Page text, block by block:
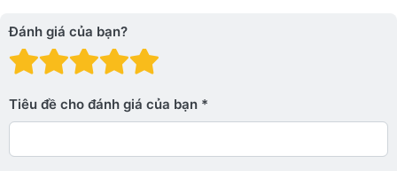
Đánh giá của bạn?
Đánh giá: 4 trên 5
Đánh giá: 3 trên 5 sao.
Đánh giá: 2 trên 5 sao.
Đánh giá: 1 trên 5 sao. Xấu
Tiêu đề cho đánh giá của bạn